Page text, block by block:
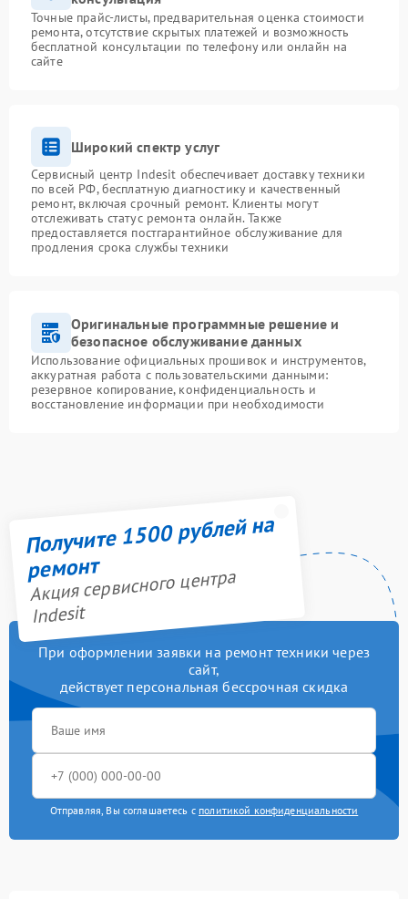
Точные прайс-листы, предварительная оценка стоимости
ремонта, отсутствие скрытых платежей и возможность
бесплатной консультации по телефону или онлайн на
сайте
Широкий спектр услуг
Сервисный центр Indesit обеспечивает доставку техники
по всей РФ, бесплатную диагностику и качественный
ремонт, включая срочный ремонт. Клиенты могут
отслеживать статус ремонта онлайн. Также
предоставляется постгарантийное обслуживание для
продления срока службы техники
Оригинальные программные решение и
безопасное обслуживание данных
Использование официальных прошивок и инструментов,
аккуратная работа с пользовательскими данными:
резервное копирование, конфиденциальность и
восстановление информации при необходимости
Получите 1500 рублей на
ремонт
Акция сервисного центра
Indesit
При оформлении заявки на ремонт техники через
сайт,
действует персональная бессрочная скидка
Отправляя, Вы соглашаетесь с политикой конфиденциальности